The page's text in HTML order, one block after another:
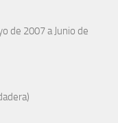
de 2007 a Junio de